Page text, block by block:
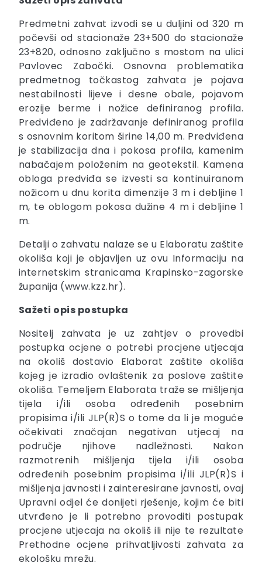
Predmetni zahvat izvodi se u duljini od 320 m
počevši od stacionaže 23+500 do stacionaže
23+820, odnosno zaključno s mostom na ulici
Pavlovec Zabočki. Osnovna problematika
predmetnog točkastog zahvata je pojava
nestabilnosti lijeve i desne obale, pojavom
erozije berme i nožice definiranog profila.
Predviđeno je zadržavanje definiranog profila
s osnovnim koritom širine 14,00 m. Predviđena
je stabilizacija dna i pokosa profila, kamenim
nabačajem položenim na geotekstil. Kamena
obloga predviđa se izvesti sa kontinuiranom
nožicom u dnu korita dimenzije 3 m i debljine 1
m, te oblogom pokosa dužine 4 m i debljine 1
m.
Detalji o zahvatu nalaze se u Elaboratu zaštite
okoliša koji je objavljen uz ovu Informaciju na
internetskim stranicama Krapinsko-zagorske
županija (www.kzz.hr).
Sažeti opis postupka
Nositelj zahvata je uz zahtjev o provedbi
postupka ocjene o potrebi procjene utjecaja
na okoliš dostavio Elaborat zaštite okoliša
kojeg je izradio ovlaštenik za poslove zaštite
okoliša. Temeljem Elaborata traže se mišljenja
tijela i/ili osoba određenih posebnim
propisima i/ili JLP(R)S o tome da li je moguće
očekivati značajan negativan utjecaj na
područje njihove nadležnosti. Nakon
razmotrenih mišljenja tijela i/ili osoba
određenih posebnim propisima i/ili JLP(R)S i
mišljenja javnosti i zainteresirane javnosti, ovaj
Upravni odjel će donijeti rješenje, kojim će biti
utvrđeno je li potrebno provoditi postupak
procjene utjecaja na okoliš ili nije te rezultate
Prethodne ocjene prihvatljivosti zahvata za
ekološku mrežu.